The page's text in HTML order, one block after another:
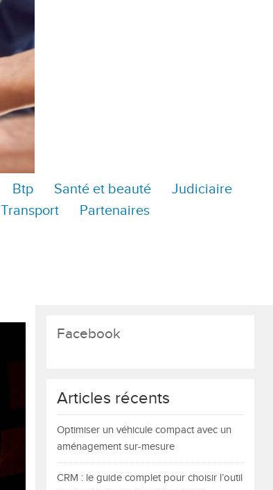
Btp Santé et beauté
Judiciaire
Transport Partenaires
Facebook
Articles récents
Optimiser un véhicule compact avec un
aménagement sur-mesure
CRM : le guide complet pour choisir l’outil